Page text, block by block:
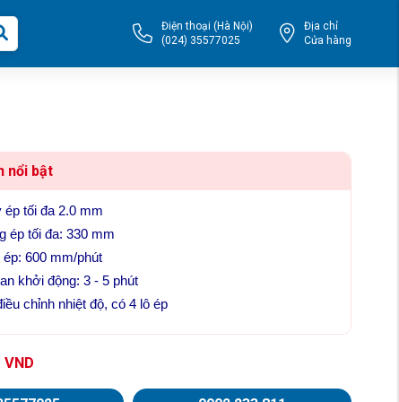
Điện thoại (Hà Nội)
(024) 35577025
Địa chỉ
Cửa hàng
nổi bật
ép tối đa 2.0 mm
ép tối đa: 330 mm
ép: 600 mm/phút
khởi động: 3 - 5 phút
chỉnh nhiệt độ, có 4 lô ép
VND